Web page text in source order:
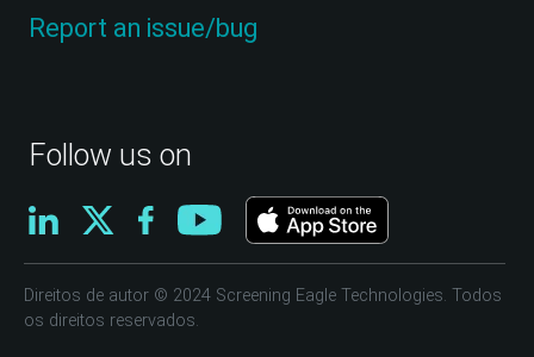
Follow us on
Report an issue/bug
Direitos de autor © 2024 Screening Eagle Technologies. Todos
os direitos reservados.